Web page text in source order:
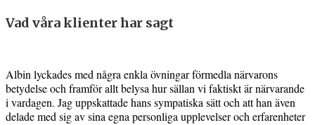
Vad våra klienter har sagt
Albin lyckades med några enkla övningar förmedla närvarons
betydelse och framför allt belysa hur sällan vi faktiskt är närvarande
i vardagen. Jag uppskattade hans sympatiska sätt och att han även
delade med sig av sina egna personliga upplevelser och erfarenheter